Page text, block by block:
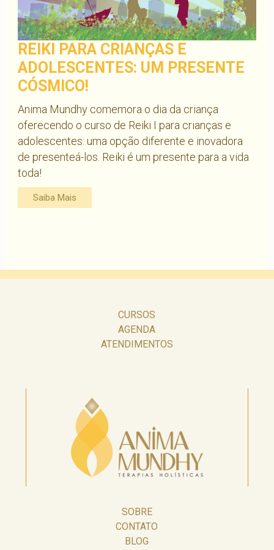
REIKI PARA CRIANÇAS E
ADOLESCENTES: UM PRESENTE
CÓSMICO!
Anima Mundhy comemora o dia da criança
oferecendo o curso de Reiki I para crianças e
adolescentes: uma opção diferente e inovadora
de presenteá-los. Reiki é um presente para a vida
toda!
Saiba Mais
CURSOS
AGENDA
ATENDIMENTOS
SOBRE
CONTATO
BLOG